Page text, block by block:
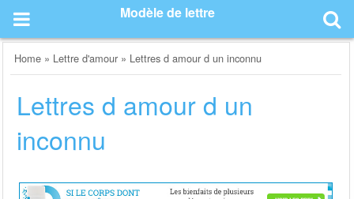
content
Modèle de lettre
Home » Lettre d'amour » Lettres d amour d un inconnu
Lettres d amour d un
inconnu